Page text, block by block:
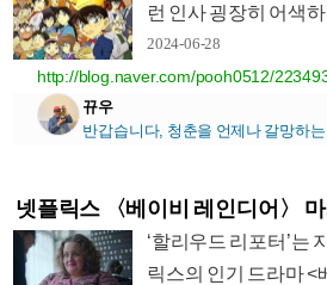
런 인사 굉장히 어색
2024-06-28
http://blog.naver.com/pooh0512/
뀨우
반갑습니다, 청춘을 언제나 갈망하
넷플릭스 〈베이비 레인디어〉
‘할리우드 리포터’는
릭스의 인기 드라마 <